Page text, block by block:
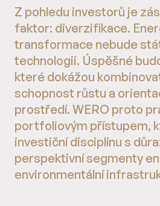
Z pohledu investorů je
faktor: diverzifikace.
transformace nebude
technologii. Úspěšné
které dokážou
schopnost růstu a
prostředí. WERO proto
portfoliovým přístupem,
investiční disciplínu s
perspektivní segmenty
environmentální